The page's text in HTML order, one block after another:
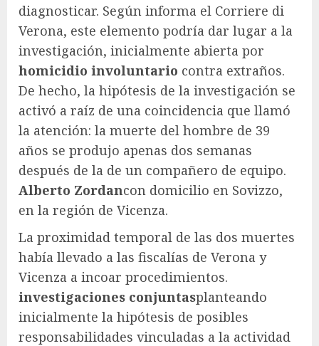
diagnosticar. Según informa el Corriere di
Verona, este elemento podría dar lugar a la
investigación, inicialmente abierta por
homicidio involuntario contra extraños.
De hecho, la hipótesis de la investigación se
activó a raíz de una coincidencia que llamó
la atención: la muerte del hombre de 39
años se produjo apenas dos semanas
después de la de un compañero de equipo.
Alberto Zordancon domicilio en Sovizzo,
en la región de Vicenza.
La proximidad temporal de las dos muertes
había llevado a las fiscalías de Verona y
Vicenza a incoar procedimientos.
investigaciones conjuntasplanteando
inicialmente la hipótesis de posibles
responsabilidades vinculadas a la actividad